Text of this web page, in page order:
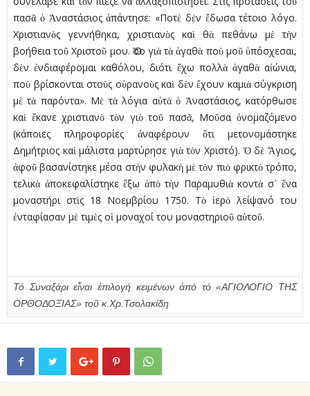
πασᾶ ὁ Ἀναστάσιος ἀπάντησε: «Ποτὲ δὲν ἔδωσα τέτοιο λόγο.
Χριστιανὸς γεννήθηκα, χριστιανὸς καὶ θὰ πεθάνω µὲ τὴν
βοήθεια τοῦ Χριστοῦ µου. Ὅσο γιὰ τὰ ἀγαθὰ ποὺ µοῦ ὑπόσχεσαι,
δὲν ἐνδιαφέροµαι καθόλου, διότι ἔχω πολλὰ ἀγαθὰ αἰώνια,
ποὺ βρίσκονται στοὺς οὐρανοὺς καὶ δὲν ἔχουν καµιὰ σύγκριση
µὲ τὰ παρόντα». Μὲ τὰ λόγια αὐτὰ ὁ Ἀναστάσιος, κατόρθωσε
καὶ ἔκανε χριστιανὸ τὸν γιὸ τοῦ πασᾶ, Μοῦσα ὀνοµαζόµενο
(κάποιες πληροφορίες ἀναφέρουν ὅτι µετονοµάστηκε
Δηµήτριος καὶ µάλιστα µαρτύρησε γιὰ τὸν Χριστό). Ὁ δὲ Ἅγιος,
ἀφοῦ βασανίστηκε µέσα στὴν φυλακὴ µὲ τὸν πιὸ φρικτὸ τρόπο,
τελικὰ ἀποκεφαλίστηκε ἔξω ἀπὸ τὴν Παραµυθιὰ κοντὰ σ᾿ ἕνα
μοναστήρι στὶς 18 Νοεµβρίου 1750. Τὸ ἱερὸ λείψανό του
ἐνταφίασαν µὲ τιµὲς οἱ µοναχοί του μοναστηριοῦ αὐτοῦ.
Τό Συναξάρι εἶναι ἐπιλογή κειμένων ἀπό τό «ΑΓΙΟΛΟΓΙΟ ΤΗΣ
ΟΡΘΟΔΟΞΙΑΣ» τοῦ κ.Χρ.Τσολακίδη